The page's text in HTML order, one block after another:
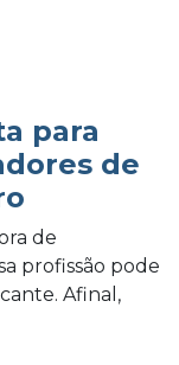
para
de
de
profissão pode
Afinal,